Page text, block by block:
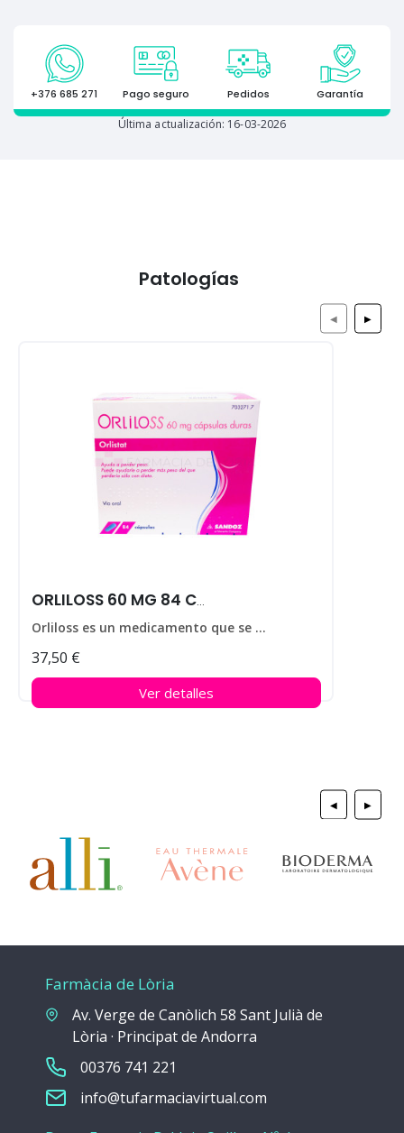
+376 685 271 Pago seguro Pedidos Garantía
Última actualización: 16-03-2026
Patologías
ORLILOSS 60 MG 84 CAPS
Orliloss es un medicamento que se utiliza para ayudar a perder peso en personas que padecen obesidad.
37,50 €
Ver detalles
◀ ▶
◀ ▶
Farmàcia de Lòria
Av. Verge de Canòlich 58 Sant Julià de
Lòria · Principat de Andorra
00376 741 221
info@tufarmaciavirtual.com